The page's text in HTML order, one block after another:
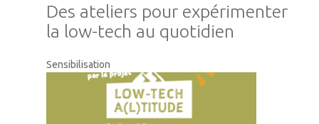
Des ateliers pour expérimenter
la low-tech au quotidien
Sensibilisation